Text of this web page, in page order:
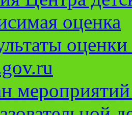
оценка